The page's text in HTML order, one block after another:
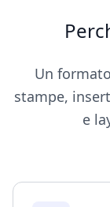
Un
stampe,
e